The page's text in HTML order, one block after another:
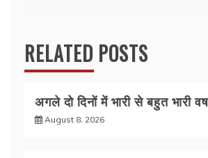
RELATED POSTS
अगले दो दिनों में भारी से बहुत भारी
August 8, 2026